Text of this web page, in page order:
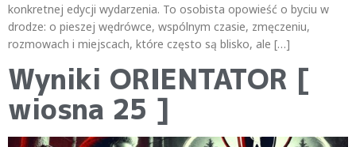
konkretnej edycji wydarzenia. To osobista opowieść o byciu w
drodze: o pieszej wędrówce, wspólnym czasie, zmęczeniu,
rozmowach i miejscach, które często są blisko, ale […]
Wyniki ORIENTATOR [
wiosna 25 ]